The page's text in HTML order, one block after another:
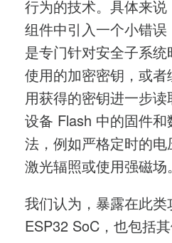
行为的技术。具体来
组件中引入一个小错
是专门针对安全子系
使用的加密密钥，或
用获得的密钥进一步
设备 Flash 中的固件
法，例如严格定时的
激光辐照或使用强磁场
我们认为，暴露在此
ESP32 SoC，也包括其